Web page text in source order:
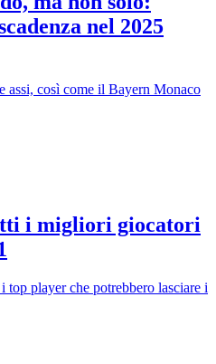
nel 2025
assi, così come il Bayern Monaco
i migliori giocatori
top player che potrebbero lasciare i